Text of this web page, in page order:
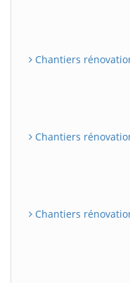
Chantiers
Chantiers
Chantiers